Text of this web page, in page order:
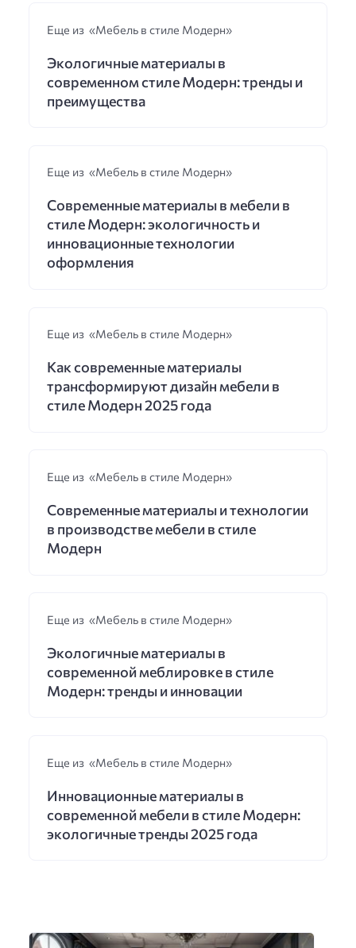
Еще из «Мебель в стиле Модерн»
Экологичные материалы в
современном стиле Модерн: тренды и
преимущества
Еще из «Мебель в стиле Модерн»
Современные материалы в мебели в
стиле Модерн: экологичность и
инновационные технологии
оформления
Еще из «Мебель в стиле Модерн»
Как современные материалы
трансформируют дизайн мебели в
стиле Модерн 2025 года
Еще из «Мебель в стиле Модерн»
Современные материалы и технологии
в производстве мебели в стиле
Модерн
Еще из «Мебель в стиле Модерн»
Экологичные материалы в
современной меблировке в стиле
Модерн: тренды и инновации
Еще из «Мебель в стиле Модерн»
Инновационные материалы в
современной мебели в стиле Модерн:
экологичные тренды 2025 года